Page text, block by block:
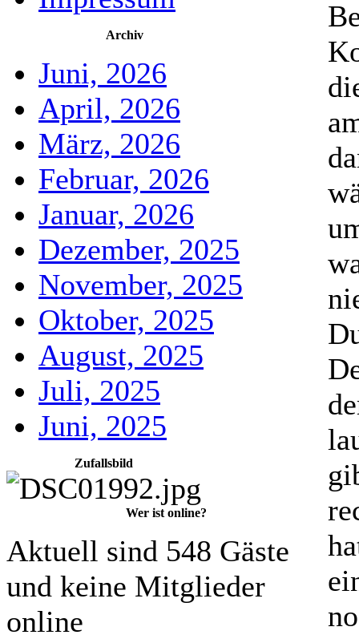
Archiv
Juni, 2026
April, 2026
März, 2026
Februar, 2026
Januar, 2026
Dezember, 2025
November, 2025
Oktober, 2025
August, 2025
Juli, 2025
Juni, 2025
Zufallsbild
Wer ist online?
Aktuell sind 548 Gäste
und keine Mitglieder
online